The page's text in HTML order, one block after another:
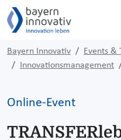
Bayern Innovativ
Events &
Innovationsmanagement
Online-Event